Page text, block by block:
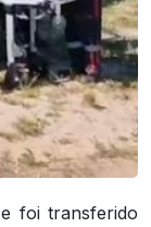
foi transferido